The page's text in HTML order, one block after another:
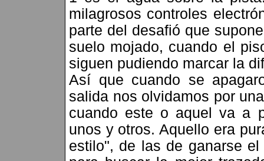
milagrosos controles
parte del desafió que
suelo mojado, cuando el
siguen pudiendo marcar la
Así que cuando se
salida nos olvidamos por
cuando este o aquel va a
unos y otros. Aquello era
estilo", de las de ganarse